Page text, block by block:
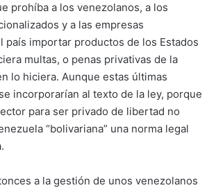
prohíba a los venezolanos, a los
y a las empresas
país importar productos de los Estados
multas, o penas privativas de la
lo hiciera. Aunque estas últimas
incorporarían al texto de la ley, porque
para ser privado de libertad no
“bolivariana” una norma legal
a la gestión de unos venezolanos